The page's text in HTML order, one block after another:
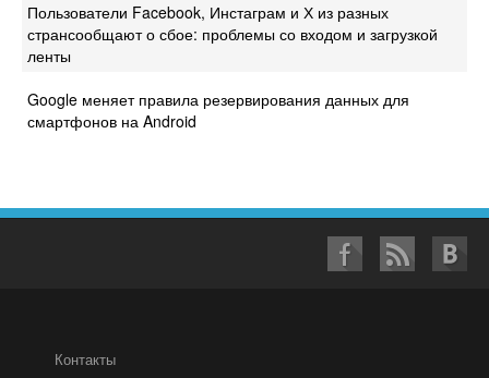
Пользователи Facebook, Инстаграм и Х из разных
странсообщают о сбое: проблемы со входом и загрузкой
ленты
Google меняет правила резервирования данных для
смартфонов на Android
Контакты